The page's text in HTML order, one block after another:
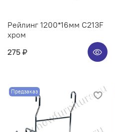
Рейлинг 1200*16мм C213F
хром
275 ₽
Предзаказ